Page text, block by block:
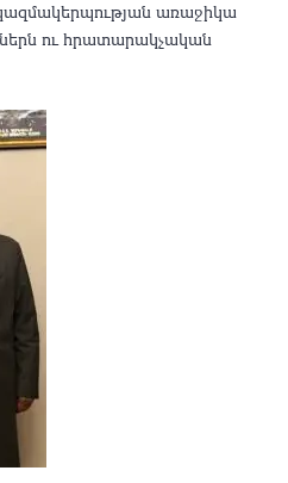
առաջիկա
ու հրատարակչական